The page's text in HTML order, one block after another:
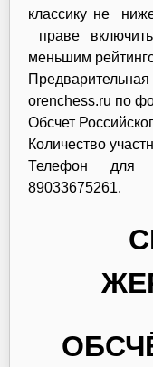
классику не
праве
меньшим
Предварительная
orenchess.ru по
Обсчет
Количество
Телефон для
89033675261.